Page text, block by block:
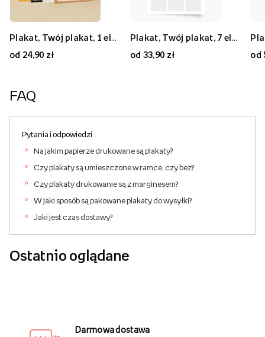
od 24,90 zł
od 33,90 zł
od
od 59,90 zł
od 89,90 zł
od 59,90 zł
od 33,90 zł
FAQ
Pytania i odpowiedzi
Na jakim papierze drukowane są plakaty?
Czy plakaty są umieszczone w ramce, czy bez?
Czy plakaty drukowanie są z marginesem?
W jaki sposób są pakowane plakaty do wysyłki?
Jaki jest czas dostawy?
Ostatnio oglądane
Darmowa dostawa